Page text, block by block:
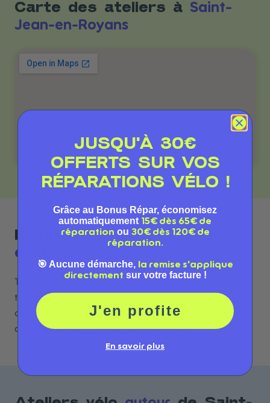
Carte des ateliers à Saint-
Jean-en-Royans
Réparation vélo à Saint-Jean-
en-Royans
Trouvez le meilleur atelier de réparation vélo et
trottinette à Saint-Jean-en-Royans. Consultez les avis,
comparez les services et prenez rendez-vous en ligne
avec l'un de nos 1 réparateurs référencés.
JUSQU'À 30€
OFFERTS SUR VOS
RÉPARATIONS VÉLO !
Grâce au Bonus Répar, économisez
automatiquement 15€ dès 65€ de
réparation ou 30€ dès 120€ de
réparation.
🎯 Aucune démarche, la remise s'applique
directement sur votre facture !
J'en profite
En savoir plus